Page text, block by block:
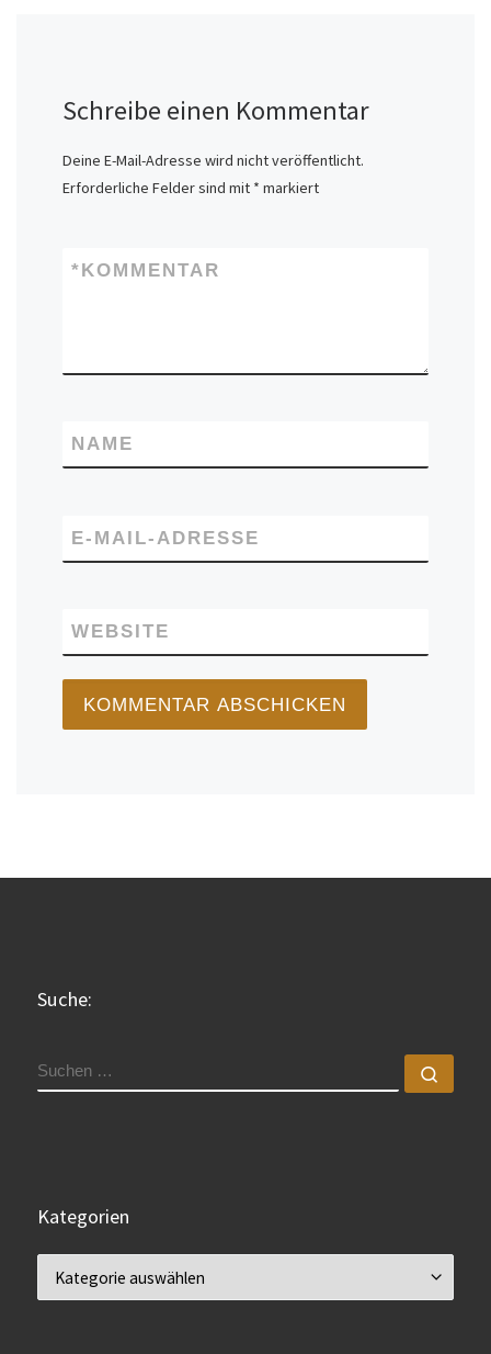
Schreibe einen Kommentar
Deine E-Mail-Adresse wird nicht veröffentlicht.
Erforderliche Felder sind mit * markiert
KOMMENTAR
*
NAME
E-MAIL-ADRESSE
WEBSITE
Suche:
SUCHE
Kategorien